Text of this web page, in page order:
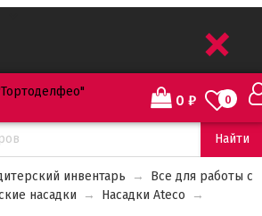
0
0 ₽
Найти
инвентарь →
Все для работы с
насадки → Насадки Ateco →
Сортировать:
+